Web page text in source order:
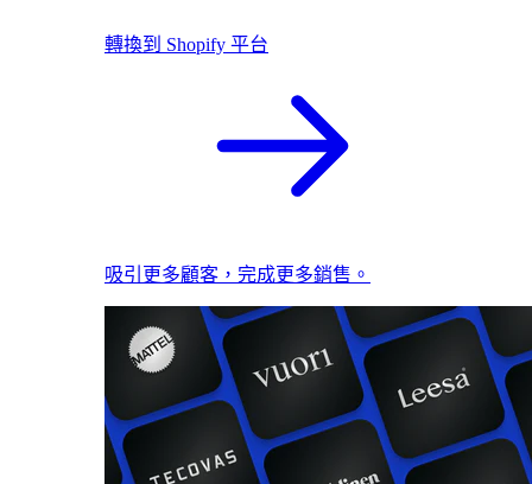
轉換到 Shopify 平台
吸引更多顧客，完成更多銷售。